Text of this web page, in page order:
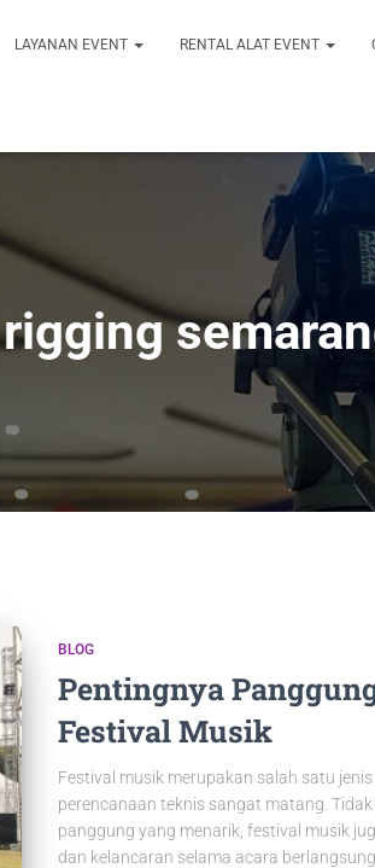
LAYANAN EVENT RENTAL ALAT EVENT
BLOG
Pentingnya
Festival Musik
Festival musik merupakan salah satu
perencanaan teknis sangat matang.
panggung yang menarik, festival musik
dan kelancaran selama acara